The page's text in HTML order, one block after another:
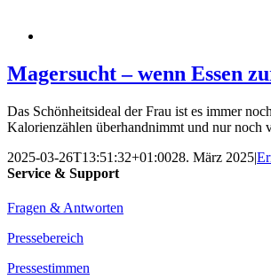
Magersucht – wenn Essen
Das Schönheitsideal der Frau ist es immer
Kalorienzählen überhandnimmt und nur noch
2025-03-26T13:51:32+01:0028. März 2025|
Service & Support
Fragen & Antworten
Pressebereich
Pressestimmen